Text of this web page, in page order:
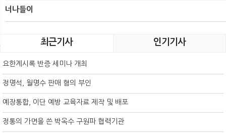
너나들이
최근기사 인기기사
요한계시록 반증 세미나 개최
정명석, 월명수 판매 혐의 부인
예장통합, 이단 예방 교육자료 제작 및 배포
정통의 가면을 쓴 박옥수 구원파 협력기관